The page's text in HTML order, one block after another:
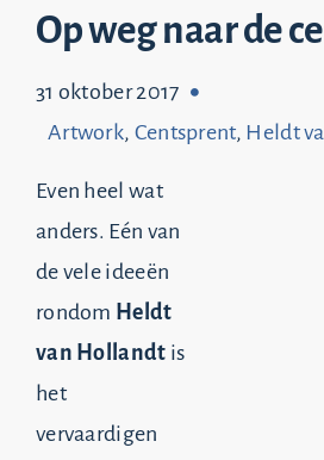
Nieuws
Top 20
Op weg naar de
31 oktober 2017
Artwork, Centsprent, Heldt
Even heel wat
anders. Eén van
de vele ideeën
rondom Heldt
van Hollandt is
het
vervaardigen